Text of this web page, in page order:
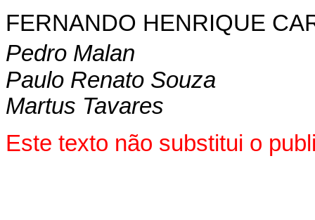
FERNANDO HENRIQUE
Pedro Malan
Paulo Renato Souza
Martus Tavares
Este texto não substitui o